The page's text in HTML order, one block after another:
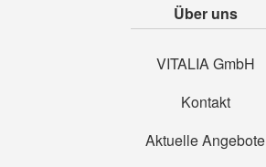
Über uns
VITALIA GmbH
Kontakt
Aktuelle Angebote